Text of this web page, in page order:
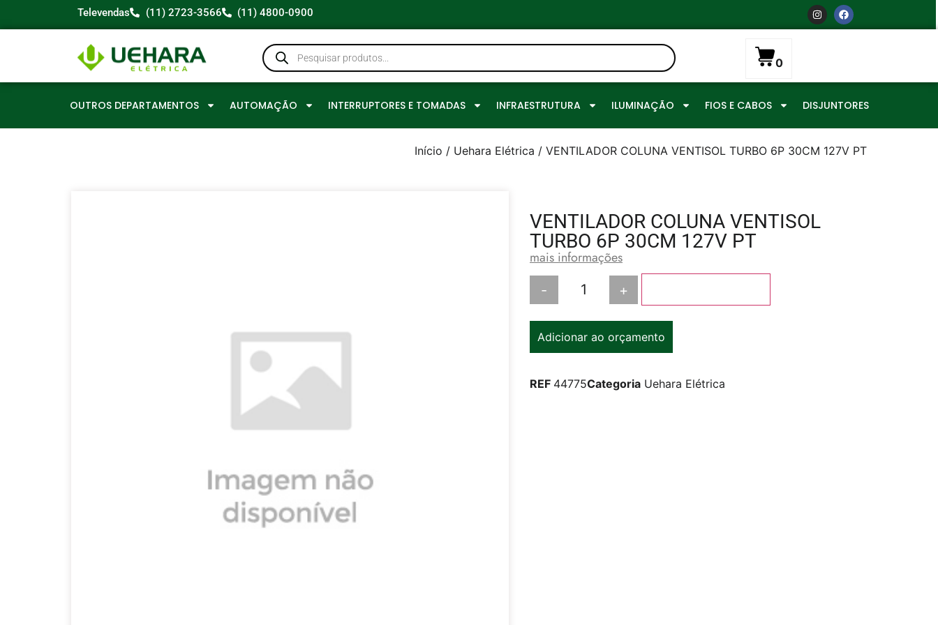
Televendas (11) 2723-3566 (11) 4800-0900
0
OUTROS DEPARTAMENTOS AUTOMAÇÃO INTERRUPTORES E TOMADAS INFRAESTRUTURA ILUMINAÇÃO FIOS E CABOS DISJUNTORES
Início / Uehara Elétrica / VENTILADOR COLUNA VENTISOL TURBO 6P 30CM 127V PT
VENTILADOR COLUNA VENTISOL
TURBO 6P 30CM 127V PT
mais informações
- +
Adicionar ao orçamento
REF 44775Categoria Uehara Elétrica